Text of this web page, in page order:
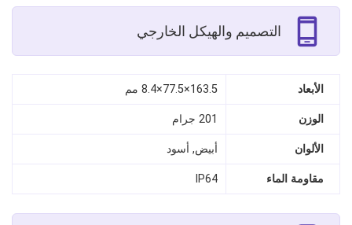
التصميم والهيكل الخارجي
الأبعاد 163.5×77.5×8.4 مم
الوزن 201 جرام
الألوان أبيض, أسود
مقاومة الماء IP64